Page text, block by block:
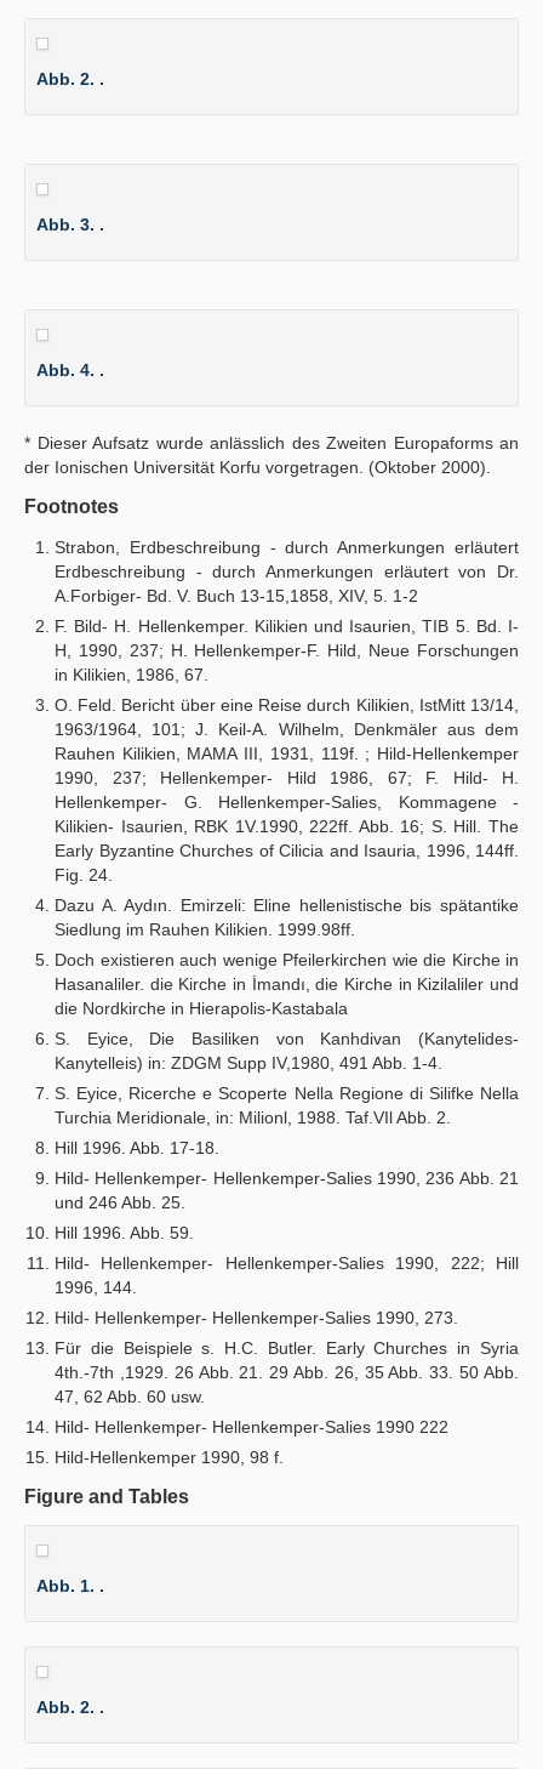
Abb. 2. .
Abb. 3. .
Abb. 4. .
* Dieser Aufsatz wurde anlässlich des Zweiten Europaforms an
der Ionischen Universität Korfu vorgetragen. (Oktober 2000).
Footnotes
Strabon, Erdbeschreibung - durch Anmerkungen erläutert
Erdbeschreibung - durch Anmerkungen erläutert von Dr.
A.Forbiger- Bd. V. Buch 13-15,1858, XIV, 5. 1-2
F. Bild- H. Hellenkemper. Kilikien und Isaurien, TIB 5. Bd. I-
H, 1990, 237; H. Hellenkemper-F. Hild, Neue Forschungen
in Kilikien, 1986, 67.
O. Feld. Bericht über eine Reise durch Kilikien, IstMitt 13/14,
1963/1964, 101; J. Keil-A. Wilhelm, Denkmäler aus dem
Rauhen Kilikien, MAMA III, 1931, 119f. ; Hild-Hellenkemper
1990, 237; Hellenkemper- Hild 1986, 67; F. Hild- H.
Hellenkemper- G. Hellenkemper-Salies, Kommagene -
Kilikien- Isaurien, RBK 1V.1990, 222ff. Abb. 16; S. Hill. The
Early Byzantine Churches of Cilicia and Isauria, 1996, 144ff.
Fig. 24.
Dazu A. Aydın. Emirzeli: Eline hellenistische bis spätantike
Siedlung im Rauhen Kilikien. 1999.98ff.
Doch existieren auch wenige Pfeilerkirchen wie die Kirche in
Hasanaliler. die Kirche in İmandı, die Kirche in Kizilaliler und
die Nordkirche in Hierapolis-Kastabala
S. Eyice, Die Basiliken von Kanhdivan (Kanytelides-
Kanytelleis) in: ZDGM Supp IV,1980, 491 Abb. 1-4.
S. Eyice, Ricerche e Scoperte Nella Regione di Silifke Nella
Turchia Meridionale, in: Milionl, 1988. Taf.VIl Abb. 2.
Hill 1996. Abb. 17-18.
Hild- Hellenkemper- Hellenkemper-Salies 1990, 236 Abb. 21
und 246 Abb. 25.
Hill 1996. Abb. 59.
Hild- Hellenkemper- Hellenkemper-Salies 1990, 222; Hill
1996, 144.
Hild- Hellenkemper- Hellenkemper-Salies 1990, 273.
Für die Beispiele s. H.C. Butler. Early Churches in Syria
4th.-7th ,1929. 26 Abb. 21. 29 Abb. 26, 35 Abb. 33. 50 Abb.
47, 62 Abb. 60 usw.
Hild- Hellenkemper- Hellenkemper-Salies 1990 222
Hild-Hellenkemper 1990, 98 f.
Figure and Tables
Abb. 1. .
Abb. 2. .